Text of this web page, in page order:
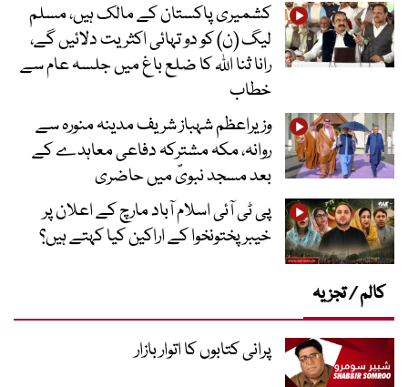
کشمیری پاکستان کے مالک ہیں، مسلم
لیگ (ن) کو دو تہائی اکثریت دلائیں گے،
رانا ثنا اللہ کا ضلع باغ میں جلسہ عام سے
خطاب
وزیراعظم شہباز شریف مدینہ منورہ سے
روانہ، مکہ مشترکہ دفاعی معاہدے کے
بعد مسجد نبویؐ میں حاضری
پی ٹی آئی اسلام آباد مارچ کے اعلان پر
خیبر پختونخوا کے اراکین کیا کہتے ہیں؟
کالم / تجزیہ
پرانی کتابوں کا اتوار بازار